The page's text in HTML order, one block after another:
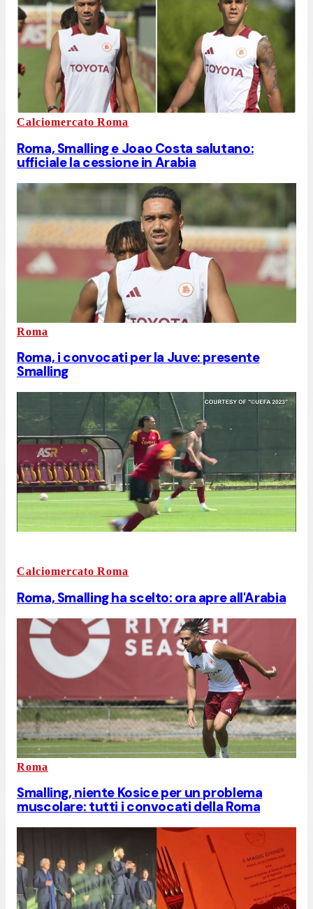
Calciomercato Roma
Roma, Smalling e Joao Costa salutano:
ufficiale la cessione in Arabia
Roma
Roma, i convocati per la Juve: presente
Smalling
Calciomercato Roma
Roma, Smalling ha scelto: ora apre all'Arabia
Roma
Smalling, niente Kosice per un problema
muscolare: tutti i convocati della Roma